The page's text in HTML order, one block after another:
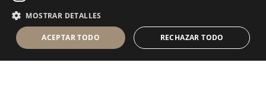
MOSTRAR DETALLES
ACEPTAR TODO RECHAZAR TODO